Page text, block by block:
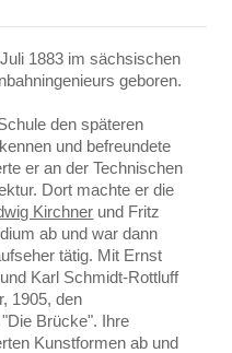
1883 im sächsischen
geboren.
den späteren
und befreundete
er an der Technischen
Dort machte er die
Kirchner und Fritz
ab und war dann
tätig. Mit Ernst
Karl Schmidt-Rottluff
1905, den
Brücke". Ihre
Kunstformen ab und